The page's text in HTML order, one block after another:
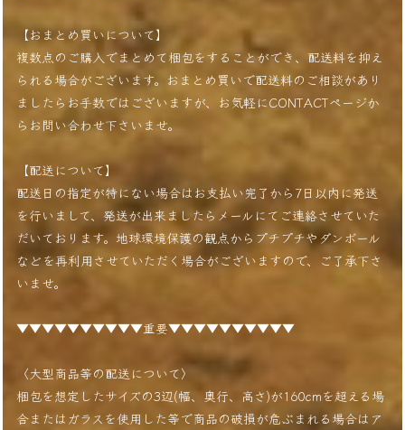
【おまとめ買いについて】
複数点のご購入でまとめて梱包をすることができ、配送料を抑え
られる場合がございます。おまとめ買いで配送料のご相談があり
ましたらお手数ではございますが、お気軽にCONTACTページか
らお問い合わせ下さいませ。
【配送について】
配送日の指定が特にない場合はお支払い完了から7日以内に発送
を行いまして、発送が出来ましたらメールにてご連絡させていた
だいております。地球環境保護の観点からプチプチやダンボール
などを再利用させていただく場合がございますので、ご了承下さ
いませ。
▼▼▼▼▼▼▼▼▼▼重要▼▼▼▼▼▼▼▼▼▼
〈大型商品等の配送について〉
梱包を想定したサイズの3辺(幅、奥行、高さ)が160cmを超える場
合またはガラスを使用した等で商品の破損が危ぶまれる場合はア